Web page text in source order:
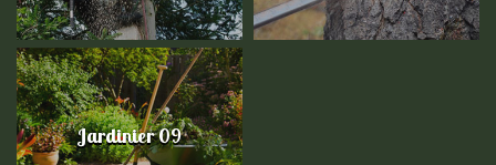
Jardinier 09